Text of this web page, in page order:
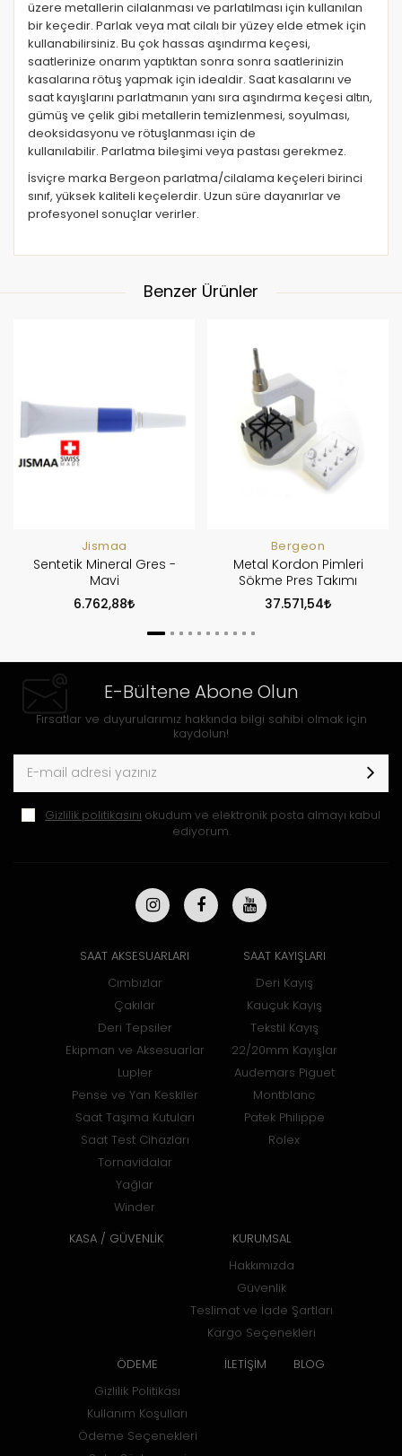
üzere metallerin cilalanması ve parlatılması için kullanılan
bir keçedir. Parlak veya mat cilalı bir yüzey elde etmek için
kullanabilirsiniz. Bu çok hassas aşındırma keçesi,
saatlerinize onarım yaptıktan sonra sonra saatlerinizin
kasalarına rötuş yapmak için idealdir. Saat kasalarını ve
saat kayışlarını parlatmanın yanı sıra aşındırma keçesi altın,
gümüş ve çelik gibi metallerin temizlenmesi, soyulması,
deoksidasyonu ve rötuşlanması için de
kullanılabilir. Parlatma bileşimi veya pastası gerekmez.
İsviçre marka Bergeon parlatma/cilalama keçeleri birinci
sınıf, yüksek kaliteli keçelerdir. Uzun süre dayanırlar ve
profesyonel sonuçlar verirler.
Benzer Ürünler
Jismaa
Sentetik Mineral Gres -
Mavi
6.762,88
Bergeon
Metal Kordon Pimleri
Sökme Pres Takımı
37.571,54
E-Bültene Abone Olun
Fırsatlar ve duyurularımız hakkında bilgi sahibi olmak için
kaydolun!
Gizlilik politikasını okudum ve elektronik posta almayı kabul
ediyorum.
SAAT AKSESUARLARI
Cımbızlar
Çakılar
Deri Tepsiler
Ekipman ve Aksesuarlar
Lupler
Pense ve Yan Keskiler
Saat Taşıma Kutuları
Saat Test Cihazları
Tornavidalar
Yağlar
Winder
SAAT KAYIŞLARI
Deri Kayış
Kauçuk Kayış
Tekstil Kayış
22/20mm Kayışlar
Audemars Piguet
Montblanc
Patek Philippe
Rolex
KASA / GÜVENLİK KURUMSAL
Hakkımızda
Güvenlik
Teslimat ve İade Şartları
Kargo Seçenekleri
ÖDEME
Gizlilik Politikası
Kullanım Koşulları
Ödeme Seçenekleri
İLETİŞİM BLOG